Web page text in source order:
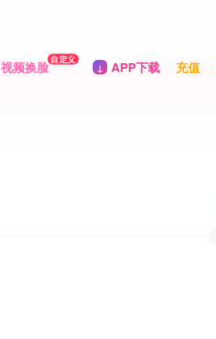
视频换脸 自定义 APP下载 充值